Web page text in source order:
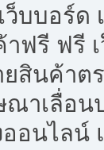
ว็บบอร์ด
ฟรี ฟรี
สินค้าต
าเลื่อน
อนไลน์